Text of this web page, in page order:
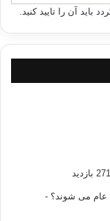
باید آن را تایید کنید.
عام می شوند؟ -